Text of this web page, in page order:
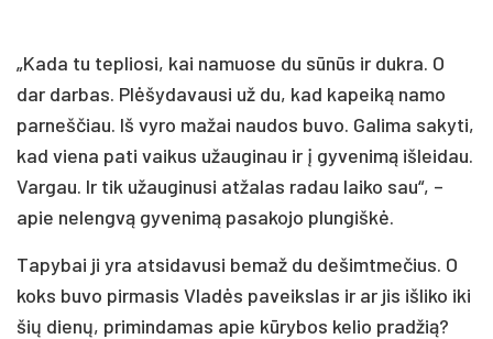
„Kada tu tepliosi, kai namuose du sūnūs ir dukra. O
dar darbas. Plėšydavausi už du, kad kapeiką namo
parneščiau. Iš vyro mažai naudos buvo. Galima sakyti,
kad viena pati vaikus užauginau ir į gyvenimą išleidau.
Vargau. Ir tik užauginusi atžalas radau laiko sau“, –
apie nelengvą gyvenimą pasakojo plungiškė.
Tapybai ji yra atsidavusi bemaž du dešimtmečius. O
koks buvo pirmasis Vladės paveikslas ir ar jis išliko iki
šių dienų, primindamas apie kūrybos kelio pradžią?